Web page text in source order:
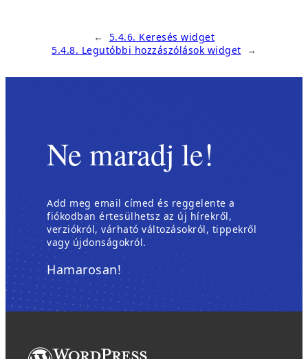
← 5.4.6. Keresés widget
5.4.8. Legutóbbi hozzászólások widget →
Ne maradj le!
Add meg email címed és reggelente a
fiókodban értesülhetsz az új hírekről,
verziókról, várható változásokról, tippekről
vagy újdonságokról.
Hamarosan!